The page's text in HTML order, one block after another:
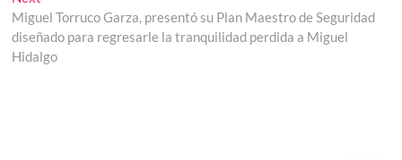
entradas
post:
Miguel Torruco Garza, presentó su Plan Maestro de Seguridad
diseñado para regresarle la tranquilidad perdida a Miguel
Hidalgo